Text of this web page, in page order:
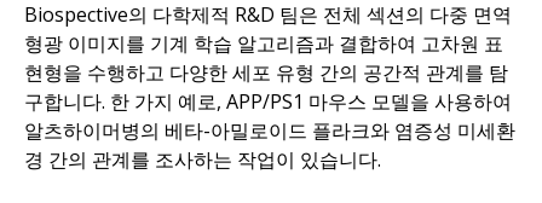
Biospective의 다학제적 R&D 팀은 전체 섹션의 다중 면역
형광 이미지를 기계 학습 알고리즘과 결합하여 고차원 표
현형을 수행하고 다양한 세포 유형 간의 공간적 관계를 탐
구합니다. 한 가지 예로, APP/PS1 마우스 모델을 사용하여
알츠하이머병의 베타-아밀로이드 플라크와 염증성 미세환
경 간의 관계를 조사하는 작업이 있습니다.